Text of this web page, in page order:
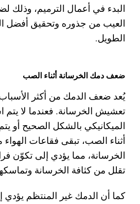
البدء في أعمال الترميم، وذلك
العيب من جذوره وتحقيق أفضل
الطويل.
ضعف دمك الخرسانة أثناء الصب
يُعد ضعف الدمك من أكثر
تعشيش الخرسانة. فعندما لا يتم
الميكانيكي بالشكل الصحيح أو
أثناء الصب، تبقى فقاعات
الخرسانة، مما يؤدي إلى تكوّن
تقلل من كثافة الخرسانة
كما أن الدمك غير المنتظم يؤدي